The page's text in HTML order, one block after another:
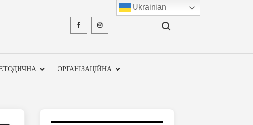
FacebookInstagram Search for:
ОРГАНІЗАЦІЙНА
Ukrainian